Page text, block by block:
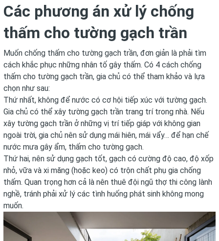
Các phương án xử lý chống
thấm cho tường gạch trần
Muốn chống thấm cho tường gạch trần, đơn giản là phải tìm
cách khắc phục những nhân tố gây thấm. Có 4 cách chống
thấm cho tường gạch trần, gia chủ có thể tham khảo và lựa
chọn như sau:
Thứ nhất, không để nước có cơ hội tiếp xúc với tường gạch.
Gia chủ có thể xây tường gạch trần trang trí trong nhà. Nếu
xây tường gạch trần ở những vị trí tiếp giáp với không gian
ngoài trời, gia chủ nên sử dụng mái hiên, mái vẩy… để hạn chế
nước mưa gây ẩm, thấm cho tường gạch.
Thứ hai, nên sử dụng gạch tốt, gạch có cường độ cao, độ xốp
nhỏ, vữa và xi măng (hoặc keo) có trộn chất phụ gia chống
thấm. Quan trọng hơn cả là nên thuê đội ngũ thợ thi công lành
nghề, tránh phải xử lý các tình huống phát sinh không mong
muốn.